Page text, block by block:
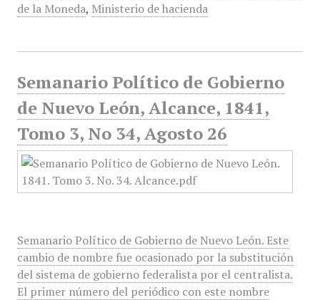
de la Moneda, Ministerio de hacienda
Semanario Político de Gobierno
de Nuevo León, Alcance, 1841,
Tomo 3, No 34, Agosto 26
Semanario Político de Gobierno de Nuevo León. Este
cambio de nombre fue ocasionado por la substitución
del sistema de gobierno federalista por el centralista.
El primer número del periódico con este nombre